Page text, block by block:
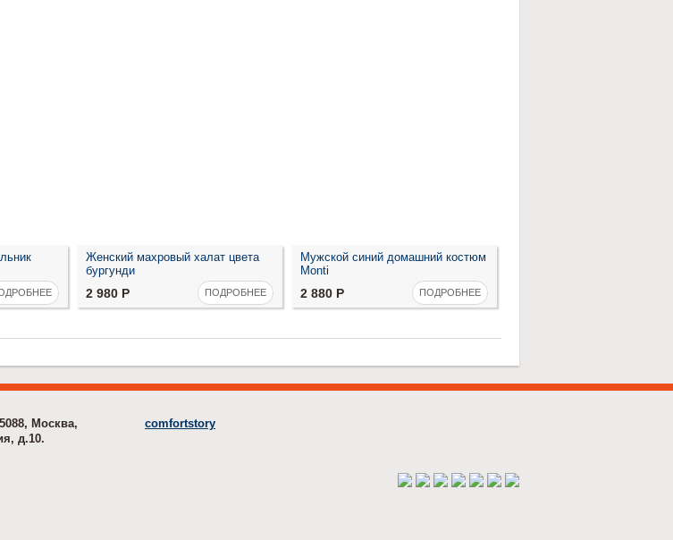
Женский махровый халат цвета
бургунди
2 980 Р ПОДРОБНЕЕ
Мужской синий домашний костюм
Monti
2 880 Р ПОДРОБНЕЕ
Москва,
д.10.
comfortstory